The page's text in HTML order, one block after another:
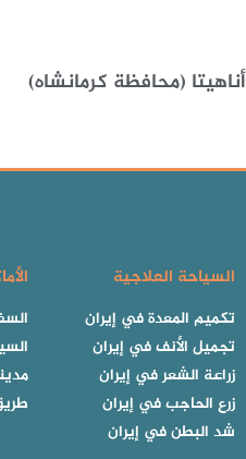
(محافظة كرمانشاه)
السياحة العلاجية
تكميم المعدة في إيران
تجميل الأنف في إيران
زراعة الشعر في إيران
زرع الحاجب في إيران
شد البطن في إيران